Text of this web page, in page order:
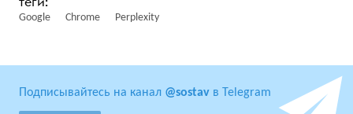
Google Chrome Perplexity
Подписывайтесь на канал @sostav в Telegram